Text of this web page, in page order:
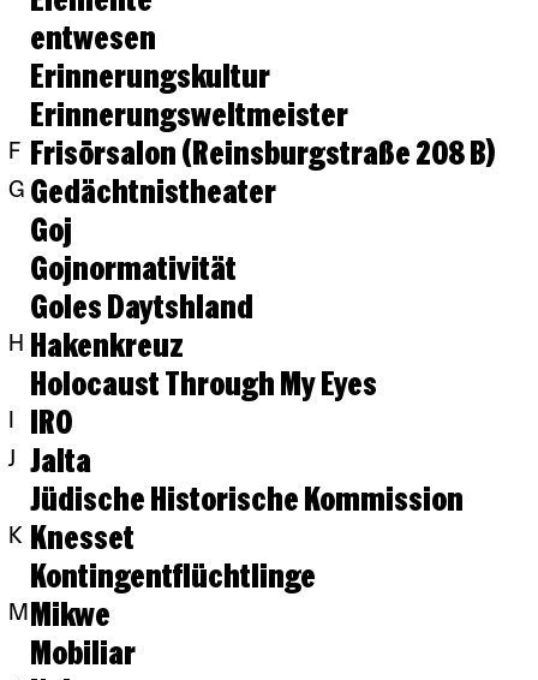
entwesen
Erinnerungskultur
Erinnerungsweltmeister
F Frisörsalon (Reinsburgstraße 208 B)
G Gedächtnistheater
Goj
Gojnormativität
Goles Daytshland
H Hakenkreuz
Holocaust Through My Eyes
IRO
J
Jalta
Jüdische Historische Kommission
K Knesset
Kontingentflüchtlinge
M Mikwe
Mobiliar